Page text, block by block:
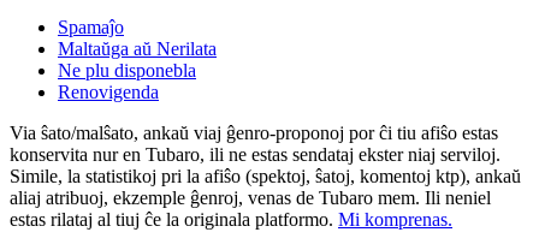
Spamaĵo
Maltaŭga aŭ Nerilata
Ne plu disponebla
Renovigenda
Via ŝato/malŝato, ankaŭ viaj ĝenro-proponoj por ĉi tiu afiŝo estas
konservita nur en Tubaro, ili ne estas sendataj ekster niaj serviloj.
Simile, la statistikoj pri la afiŝo (spektoj, ŝatoj, komentoj ktp), ankaŭ
aliaj atribuoj, ekzemple ĝenroj, venas de Tubaro mem. Ili neniel
estas rilataj al tiuj ĉe la originala platformo. Mi komprenas.